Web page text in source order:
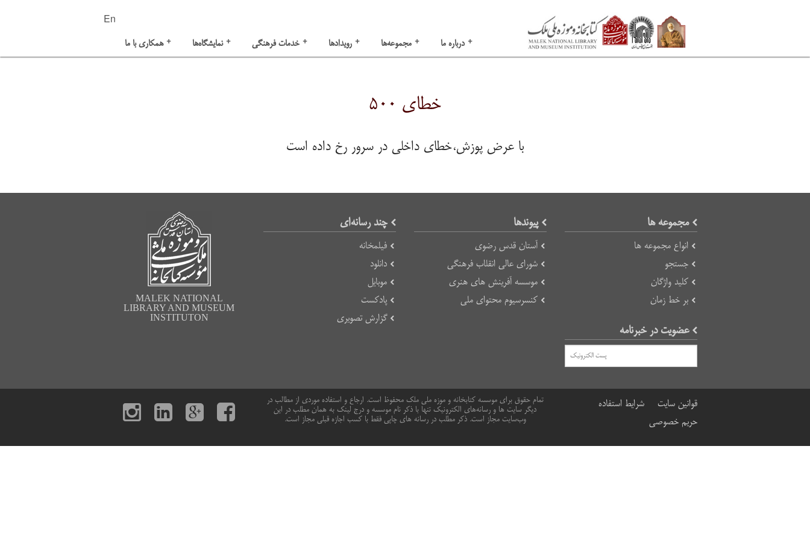
En
همکاری با ما + نمایشگاه‌ها + خدمات فرهنگی + رویدادها + مجموعه‌ها + درباره ما +
خطای ۵۰۰
با عرض پوزش،خطای داخلی در سرور رخ داده است
مجموعه ها
انواع مجموعه ها
جستجو
کلید واژگان
بر خط زمان
عضویت در خبرنامه
پیوند‌ها
آستان قدس رضوی
شورای عالی انقلاب فرهنگی
موسسه آفرینش های هنری
کنسرسیوم محتوای ملی
چند رسانه‌ای
فیلمخانه
دانلود
موبایل
پادکست
گزارش تصویری
MALEK NATIONAL
LIBRARY AND MUSEUM
INSTITUTON
قوانین سایت
شرایط استفاده
حریم خصوصی
تمام حقوق برای موسسه کتابخانه و موزه ملی ملک محفوظ است. ارجاع و استفاده موردی از مطالب در
دیگر سایت ها و رسانه‌های الکترونیک تنها با ذکر نام موسسه و درج لینک به همان مطلب در این
وب‌سایت مجاز است. ذکر مطلب در رسانه های چاپی فقط با کسب اجازه قبلی مجاز است.